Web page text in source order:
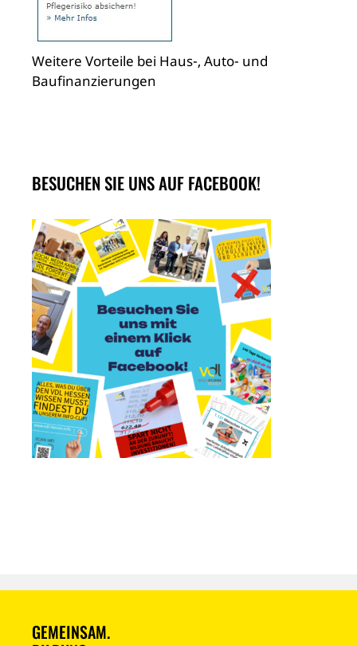
Weitere Vorteile bei Haus-, Auto- und
Baufinanzierungen
BESUCHEN SIE UNS AUF FACEBOOK!
GEMEINSAM.